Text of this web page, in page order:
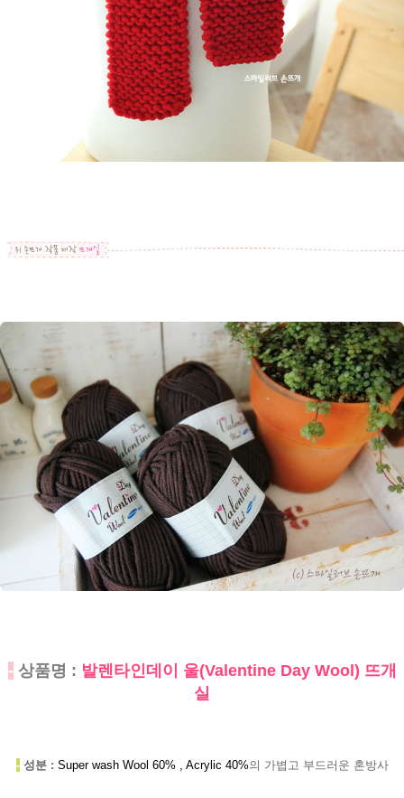
- 상품명 : 발렌타인데이 울(Valentine Day Wool) 뜨개
실
-성분 : Super wash Wool 60% , Acrylic 40%의 가볍고 부드러운 혼방사